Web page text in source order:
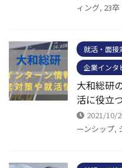
ィング, 23卒
就活・面接
企業インタ
大和総研
活に役立
2021/10/
ーンシップ,